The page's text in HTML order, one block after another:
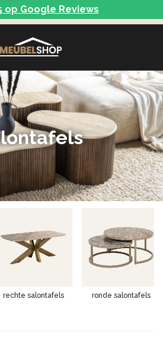
op Google Reviews
rechte salontafels ronde salontafels